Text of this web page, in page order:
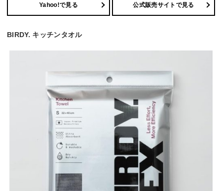
Yahoo!で見る 公式販売サイトで見る
BIRDY. キッチンタオル